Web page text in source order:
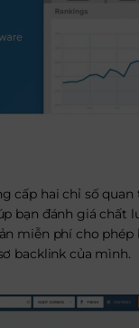
cấp hai chỉ số
bạn đánh giá chất
miễn phí cho phép
backlink của mình.